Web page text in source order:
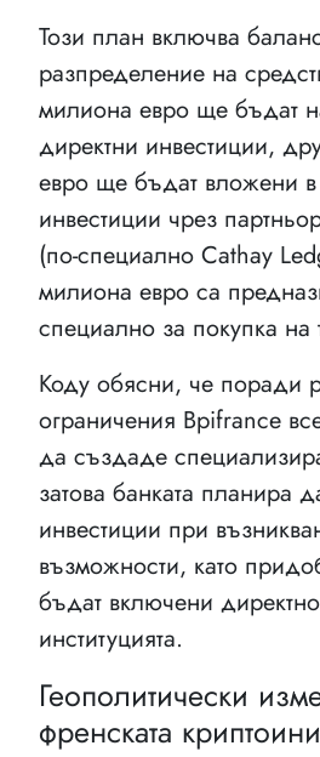
Този план включва
разпределение на
милиона евро ще бъдат
директни инвестиции,
евро ще бъдат вложени в
инвестиции чрез
(по-специално Cathay
милиона евро са
специално за покупка на
Коду обясни, че поради
ограничения Bpifrance
да създаде
затова банката планира
инвестиции при
възможности, като
бъдат включени
институцията.
Геополитически
френската